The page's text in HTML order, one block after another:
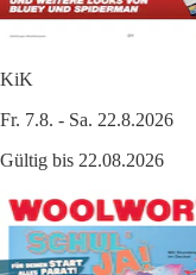
KiK
Fr. 7.8. - Sa. 22.8.2026
Gültig bis 22.08.2026